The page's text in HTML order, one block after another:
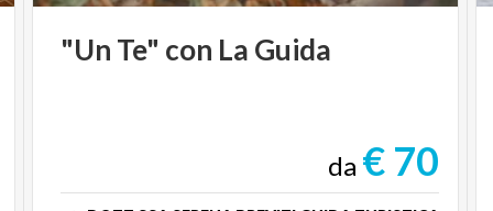
"Un Te" con La Guida
da € 70